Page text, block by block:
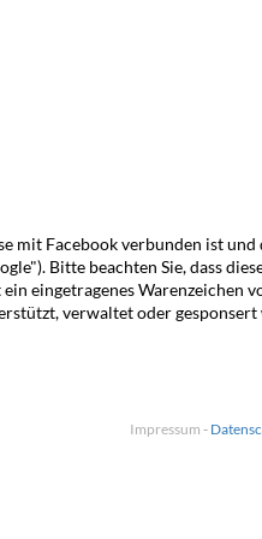
mit Facebook verbunden ist
Bitte beachten Sie, dass
eingetragenes Warenzeichen
verwaltet oder gesponsert
Impressum -